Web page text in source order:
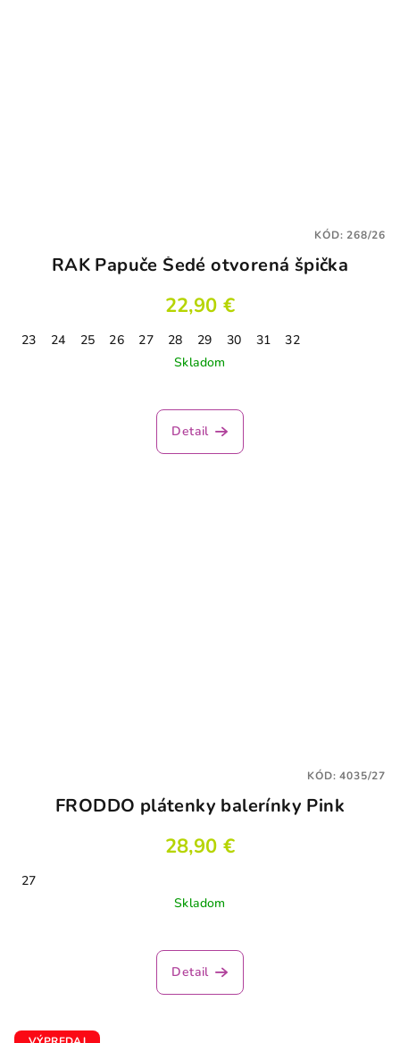
RAK Papuče Šedé otvorená špička
22,90 €
23 24 25 26 27 28 29 30 31
32
Skladom
Detail
KÓD:268/26
FRODDO plátenky balerínky Pink
28,90 €
27
Skladom
Detail
KÓD:4035/27